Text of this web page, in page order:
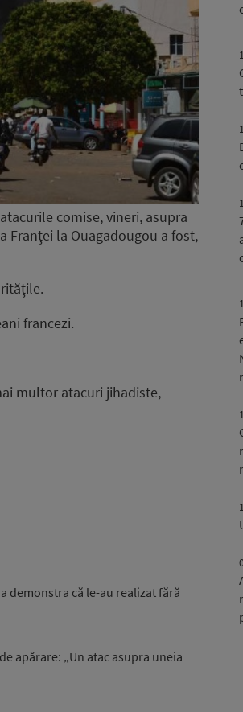
comise, vineri, asupra
Franţei la Ouagadougou a fost,
francezi.
multor atacuri jihadiste,
demonstra că le-au realizat fără
apărare: „Un atac asupra uneia